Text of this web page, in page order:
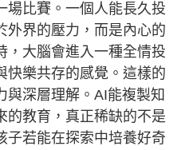
場比賽。一個人能長久投
外界的壓力，而是內心的
，大腦會進入一種全情投
快樂共存的感覺。這樣的
與深層理解。AI能複製知
的教育，真正稀缺的不是
子若能在探索中培養好奇